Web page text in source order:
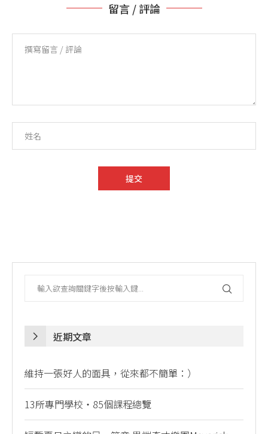
留言 / 評論
近期文章
維持一張好人的面具，從來都不簡單：）
13所專門學校・85個課程總覽